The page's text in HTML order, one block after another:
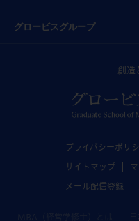
グロービスグループ
創造
プライバシーポリ
サイトマップ
メール配信登録